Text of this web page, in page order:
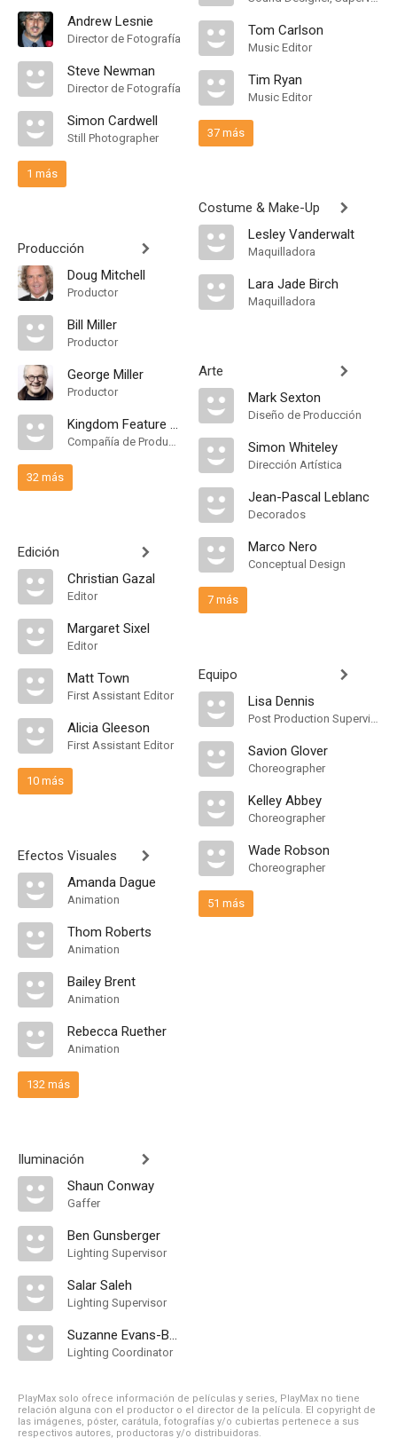
Andrew Lesnie
Director de Fotografía
Steve Newman
Director de Fotografía
Simon Cardwell
Still Photographer
1 más
Producción
Doug Mitchell
Productor
Bill Miller
Productor
George Miller
Productor
Kingdom Feature Productions
Compañía de Produccion
32 más
Edición
Christian Gazal
Editor
Margaret Sixel
Editor
Matt Town
First Assistant Editor
Alicia Gleeson
First Assistant Editor
10 más
Efectos Visuales
Amanda Dague
Animation
Thom Roberts
Animation
Bailey Brent
Animation
Rebecca Ruether
Animation
132 más
Iluminación
Shaun Conway
Gaffer
Ben Gunsberger
Lighting Supervisor
Salar Saleh
Lighting Supervisor
Suzanne Evans-Booth
Lighting Coordinator
Tom Carlson
Music Editor
Tim Ryan
Music Editor
37 más
Costume & Make-Up
Lesley Vanderwalt
Maquilladora
Lara Jade Birch
Maquilladora
Arte
Mark Sexton
Diseño de Producción
Simon Whiteley
Dirección Artística
Jean-Pascal Leblanc
Decorados
Marco Nero
Conceptual Design
7 más
Equipo
Lisa Dennis
Post Production Supervisor
Savion Glover
Choreographer
Kelley Abbey
Choreographer
Wade Robson
Choreographer
51 más
PlayMax solo ofrece información de películas y series, PlayMax no tiene
relación alguna con el productor o el director de la película. El copyright de
las imágenes, póster, carátula, fotografías y/o cubiertas pertenece a sus
respectivos autores, productoras y/o distribuidoras.